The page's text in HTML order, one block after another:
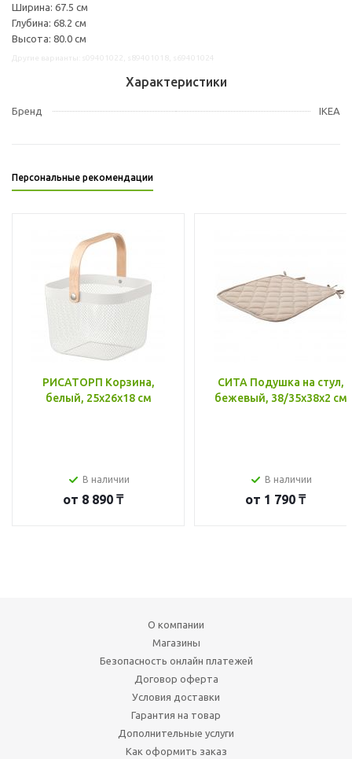
Ширина: 67.5 см
Глубина: 68.2 см
Высота: 80.0 см
Характеристики
Бренд IKEA
Персональные рекомендации
РИСАТОРП Корзина,
белый, 25x26x18 см
В наличии
от 8 890 ₸
СИТА Подушка на стул,
бежевый, 38/35x38x2 см
В наличии
от 1 790 ₸
О компании
Магазины
Безопасность онлайн платежей
Договор оферта
Условия доставки
Гарантия на товар
Дополнительные услуги
Как оформить заказ